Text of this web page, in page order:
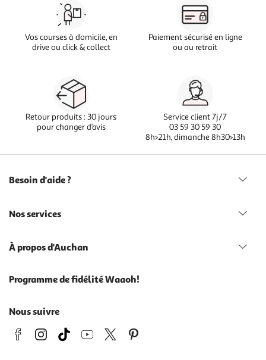
Vos courses à domicile, en
drive ou click & collect
Paiement sécurisé en ligne
ou au retrait
Retour produits : 30 jours
pour changer d’avis
Service client 7j/7
03 59 30 59 30
8h>21h, dimanche 8h30>13h
Besoin d'aide ?
Nos services
À propos d'Auchan
Programme de fidélité Waaoh!
Nous suivre